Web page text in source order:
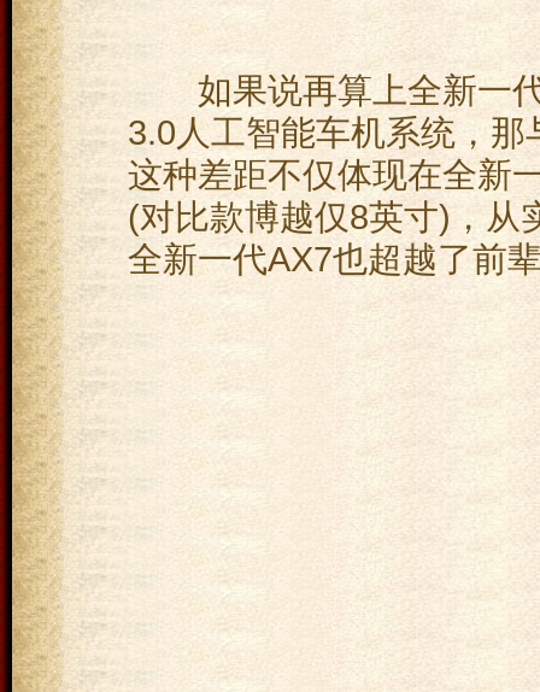
如果说再算上全新一代
3.0人工智能车机系统，
这种差距不仅体现在全新
(对比款博越仅8英寸)，从
全新一代AX7也超越了前